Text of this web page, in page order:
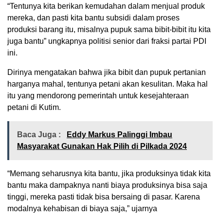
“Tentunya kita berikan kemudahan dalam menjual produk
mereka, dan pasti kita bantu subsidi dalam proses
produksi barang itu, misalnya pupuk sama bibit-bibit itu kita
juga bantu” ungkapnya politisi senior dari fraksi partai PDI
ini.
Dirinya mengatakan bahwa jika bibit dan pupuk pertanian
harganya mahal, tentunya petani akan kesulitan. Maka hal
itu yang mendorong pemerintah untuk kesejahteraan
petani di Kutim.
Baca Juga :
Eddy Markus Palinggi Imbau
Masyarakat Gunakan Hak Pilih di Pilkada 2024
“Memang seharusnya kita bantu, jika produksinya tidak kita
bantu maka dampaknya nanti biaya produksinya bisa saja
tinggi, mereka pasti tidak bisa bersaing di pasar. Karena
modalnya kehabisan di biaya saja,” ujarnya